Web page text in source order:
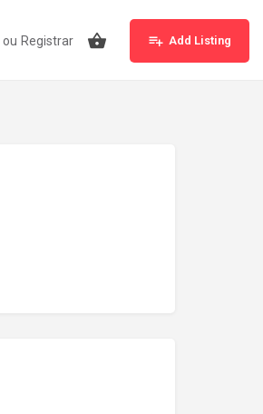
ou Registrar Add Listing